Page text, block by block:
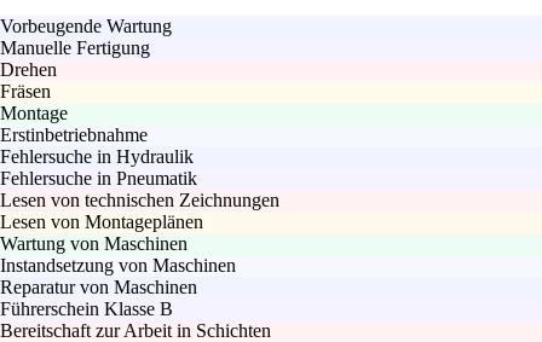
Vorbeugende Wartung
Manuelle Fertigung
Drehen
Fräsen
Montage
Erstinbetriebnahme
Fehlersuche in Hydraulik
Fehlersuche in Pneumatik
Lesen von technischen Zeichnungen
Lesen von Montageplänen
Wartung von Maschinen
Instandsetzung von Maschinen
Reparatur von Maschinen
Führerschein Klasse B
Bereitschaft zur Arbeit in Schichten